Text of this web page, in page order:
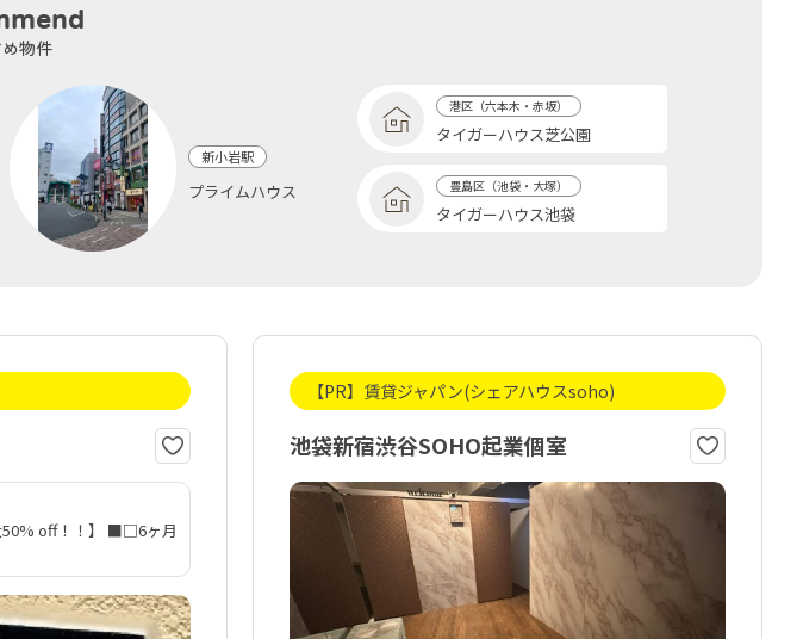
物件
新小岩駅
プライムハウス
港区（六本木・赤坂）
タイガーハウス芝公園
豊島区（池袋・大塚）
タイガーハウス池袋
50% off！！】 ■□6ヶ月
【PR】賃貸ジャパン(シェアハウスsoho)
池袋新宿渋谷SOHO起業個室